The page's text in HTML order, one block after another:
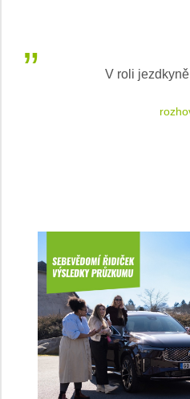
V roli